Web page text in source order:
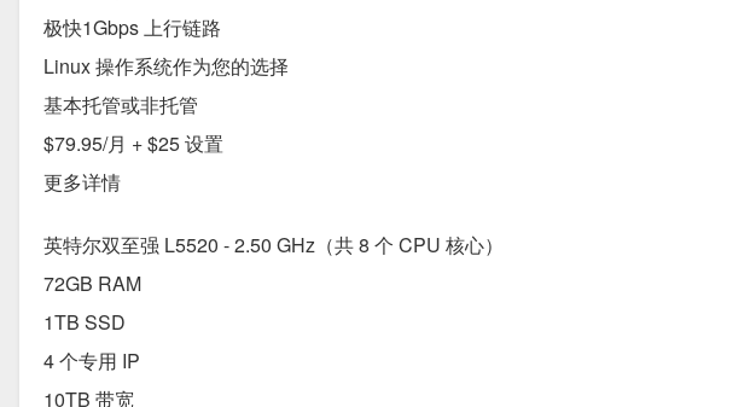
极快1Gbps 上行链路
Linux 操作系统作为您的选择
基本托管或非托管
$79.95/月 + $25 设置
更多详情
英特尔双至强 L5520 - 2.50 GHz（共 8 个 CPU 核心）
72GB RAM
1TB SSD
4 个专用 IP
10TB 带宽